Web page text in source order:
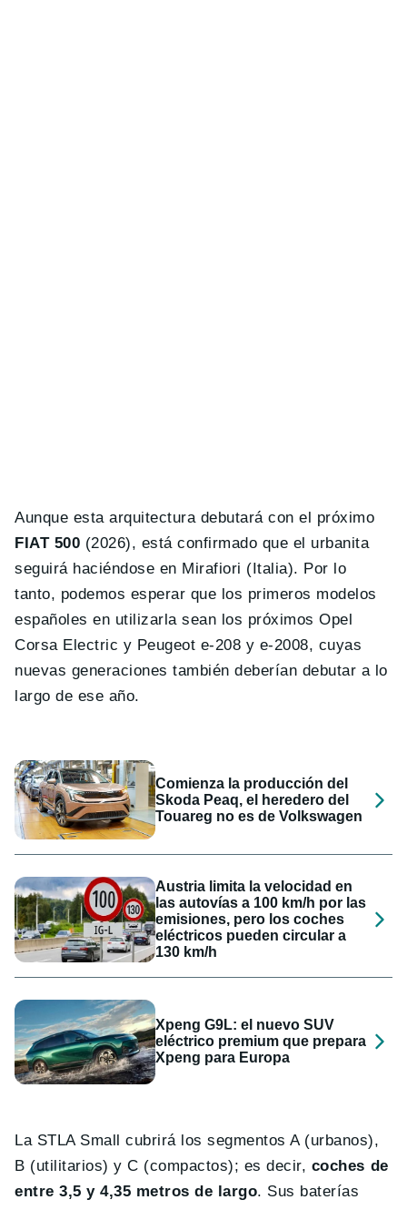
Aunque esta arquitectura debutará con el próximo
FIAT 500 (2026), está confirmado que el urbanita
seguirá haciéndose en Mirafiori (Italia). Por lo
tanto, podemos esperar que los primeros modelos
españoles en utilizarla sean los próximos Opel
Corsa Electric y Peugeot e-208 y e-2008, cuyas
nuevas generaciones también deberían debutar a lo
largo de ese año.
Comienza la producción del
Skoda Peaq, el heredero del
Touareg no es de Volkswagen
Austria limita la velocidad en
las autovías a 100 km/h por las
emisiones, pero los coches
eléctricos pueden circular a
130 km/h
Xpeng G9L: el nuevo SUV
eléctrico premium que prepara
Xpeng para Europa
La STLA Small cubrirá los segmentos A (urbanos),
B (utilitarios) y C (compactos); es decir, coches de
entre 3,5 y 4,35 metros de largo. Sus baterías